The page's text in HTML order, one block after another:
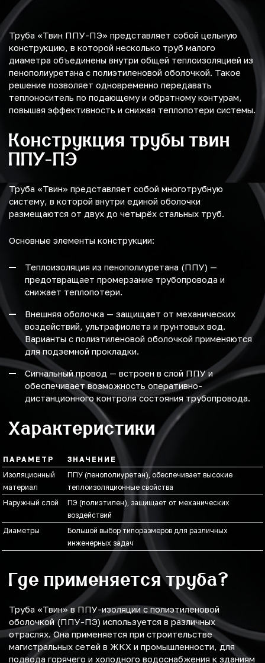
Труба «Твин ППУ-ПЭ» представляет собой цельную
конструкцию, в которой несколько труб малого
диаметра объединены внутри общей теплоизоляцией из
пенополиуретана с полиэтиленовой оболочкой. Такое
решение позволяет одновременно передавать
теплоноситель по подающему и обратному контурам,
повышая эффективность и снижая теплопотери системы.
Конструкция трубы твин
ППУ-ПЭ
Труба «Твин» представляет собой многотрубную
систему, в которой внутри единой оболочки
размещаются от двух до четырёх стальных труб.
Основные элементы конструкции:
Теплоизоляция из пенополиуретана (ППУ) —
предотвращает промерзание трубопровода и
снижает теплопотери.
Внешняя оболочка — защищает от механических
воздействий, ультрафиолета и грунтовых вод.
Варианты с полиэтиленовой оболочкой применяются
для подземной прокладки.
Сигнальный провод — встроен в слой ППУ и
обеспечивает возможность оперативно-
дистанционного контроля состояния трубопровода.
Характеристики
ПАРАМЕТР
ЗНАЧЕНИЕ
Изоляционный
материал
ППУ (пенополиуретан), обеспечивает высокие
теплоизоляционные свойства
Наружный слой
ПЭ (полиэтилен), защищает от механических
воздействий
Диаметры
Большой выбор типоразмеров для различных
инженерных задач
Где применяется труба?
Труба «Твин» в ППУ-изоляции с полиэтиленовой
оболочкой (ППУ-ПЭ) используется в различных
отраслях. Она применяется при строительстве
магистральных сетей в ЖКХ и промышленности, для
подвода горячего и холодного водоснабжения к зданиям